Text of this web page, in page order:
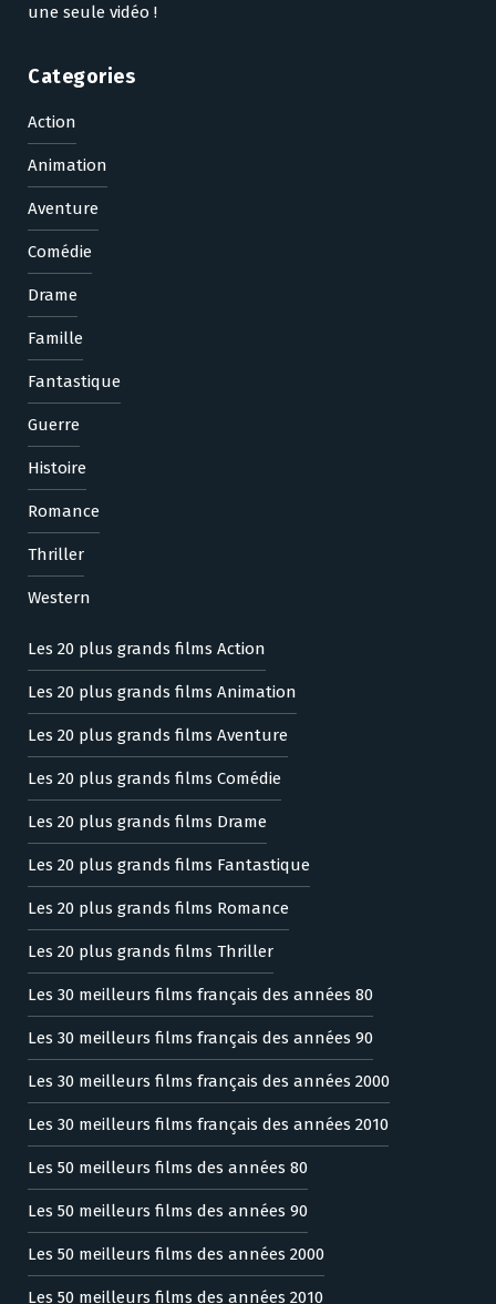
une seule vidéo !
Categories
Action
Animation
Aventure
Comédie
Drame
Famille
Fantastique
Guerre
Histoire
Romance
Thriller
Western
Les 20 plus grands films Action
Les 20 plus grands films Animation
Les 20 plus grands films Aventure
Les 20 plus grands films Comédie
Les 20 plus grands films Drame
Les 20 plus grands films Fantastique
Les 20 plus grands films Romance
Les 20 plus grands films Thriller
Les 30 meilleurs films français des années 80
Les 30 meilleurs films français des années 90
Les 30 meilleurs films français des années 2000
Les 30 meilleurs films français des années 2010
Les 50 meilleurs films des années 80
Les 50 meilleurs films des années 90
Les 50 meilleurs films des années 2000
Les 50 meilleurs films des années 2010